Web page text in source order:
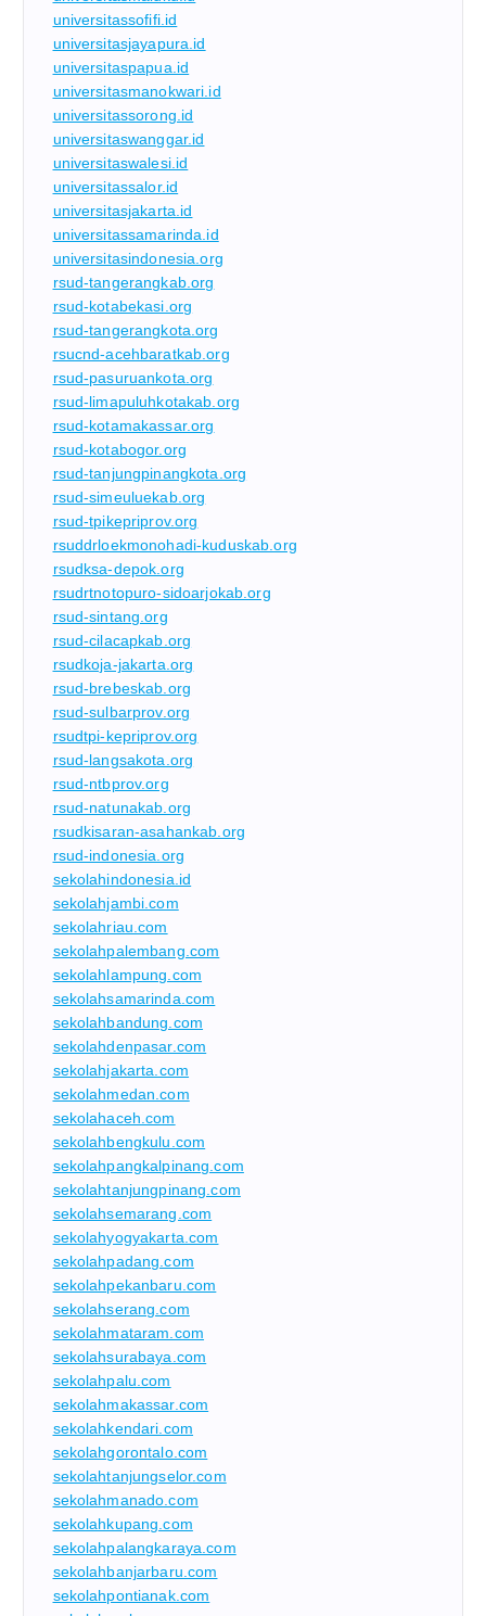
universitassofifi.id
universitasjayapura.id
universitaspapua.id
universitasmanokwari.id
universitassorong.id
universitaswanggar.id
universitaswalesi.id
universitassalor.id
universitasjakarta.id
universitassamarinda.id
universitasindonesia.org
rsud-tangerangkab.org
rsud-kotabekasi.org
rsud-tangerangkota.org
rsucnd-acehbaratkab.org
rsud-pasuruankota.org
rsud-limapuluhkotakab.org
rsud-kotamakassar.org
rsud-kotabogor.org
rsud-tanjungpinangkota.org
rsud-simeuluekab.org
rsud-tpikepriprov.org
rsuddrloekmonohadi-kuduskab.org
rsudksa-depok.org
rsudrtnotopuro-sidoarjokab.org
rsud-sintang.org
rsud-cilacapkab.org
rsudkoja-jakarta.org
rsud-brebeskab.org
rsud-sulbarprov.org
rsudtpi-kepriprov.org
rsud-langsakota.org
rsud-ntbprov.org
rsud-natunakab.org
rsudkisaran-asahankab.org
rsud-indonesia.org
sekolahindonesia.id
sekolahjambi.com
sekolahriau.com
sekolahpalembang.com
sekolahlampung.com
sekolahsamarinda.com
sekolahbandung.com
sekolahdenpasar.com
sekolahjakarta.com
sekolahmedan.com
sekolahaceh.com
sekolahbengkulu.com
sekolahpangkalpinang.com
sekolahtanjungpinang.com
sekolahsemarang.com
sekolahyogyakarta.com
sekolahpadang.com
sekolahpekanbaru.com
sekolahserang.com
sekolahmataram.com
sekolahsurabaya.com
sekolahpalu.com
sekolahmakassar.com
sekolahkendari.com
sekolahgorontalo.com
sekolahtanjungselor.com
sekolahmanado.com
sekolahkupang.com
sekolahpalangkaraya.com
sekolahbanjarbaru.com
sekolahpontianak.com